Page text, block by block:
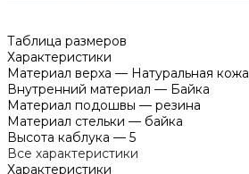
Таблица размеров
Характеристики
Материал верха — Натуральная кожа
Внутренний материал — Байка
Материал подошвы — резина
Материал стельки — байка
Высота каблука — 5
Все характеристики
Характеристики